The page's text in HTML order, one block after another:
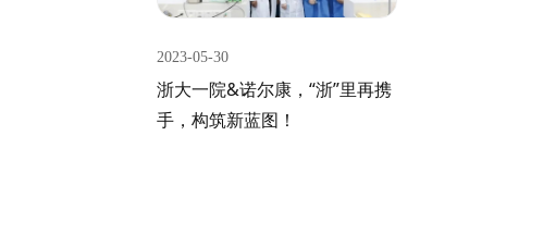
2023-05-30
浙大一院&诺尔康，“浙”里再携
手，构筑新蓝图！